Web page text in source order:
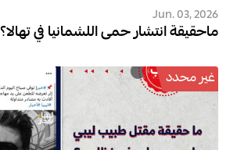
Jun. 03, 2026
ماحقيقة انتشار حمى اللشمانيا في تهالا؟
غير محدد